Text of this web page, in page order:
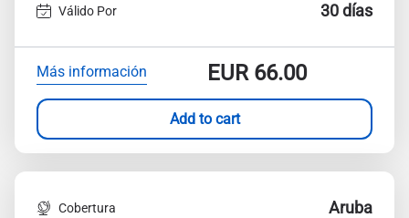
Válido Por 30 días
Más información EUR66.00
Add to cart
Cobertura Aruba